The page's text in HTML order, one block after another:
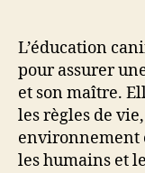
L’éducation
pour assurer
et son maître.
les règles de
environnement
les humains et